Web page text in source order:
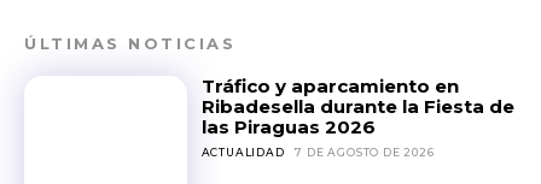
ÚLTIMAS NOTICIAS
Tráfico y aparcamiento en
Ribadesella durante la Fiesta de
las Piraguas 2026
ACTUALIDAD 7 DE AGOSTO DE 2026